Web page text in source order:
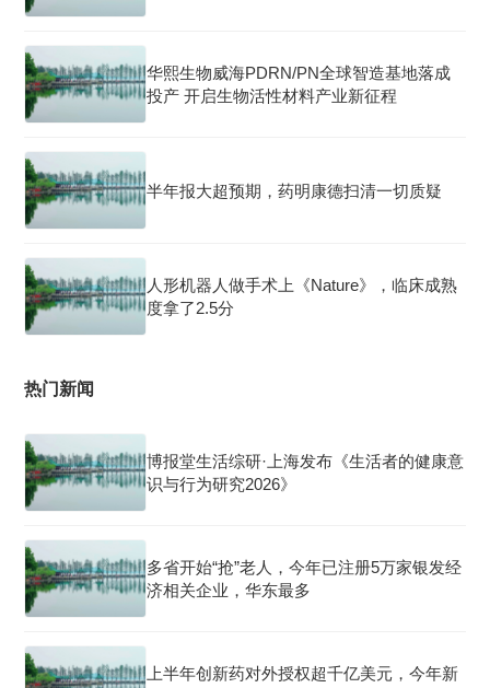
华熙生物威海PDRN/PN全球智造基地落成
投产 开启生物活性材料产业新征程
半年报大超预期，药明康德扫清一切质疑
人形机器人做手术上《Nature》，临床成熟
度拿了2.5分
热门新闻
博报堂生活综研·上海发布《生活者的健康意
识与行为研究2026》
多省开始“抢”老人，今年已注册5万家银发经
济相关企业，华东最多
上半年创新药对外授权超千亿美元，今年新